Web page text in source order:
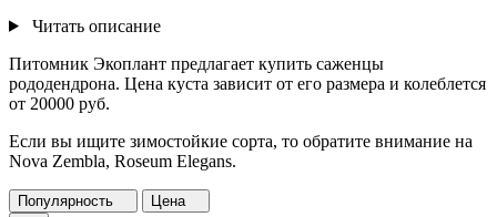
Читать описание
Питомник Экоплант предлагает купить саженцы
рододендрона. Цена куста зависит от его размера и колеблется
от 20000 руб.
Если вы ищите зимостойкие сорта, то обратите внимание на
Nova Zembla, Roseum Elegans.
Популярность Цена